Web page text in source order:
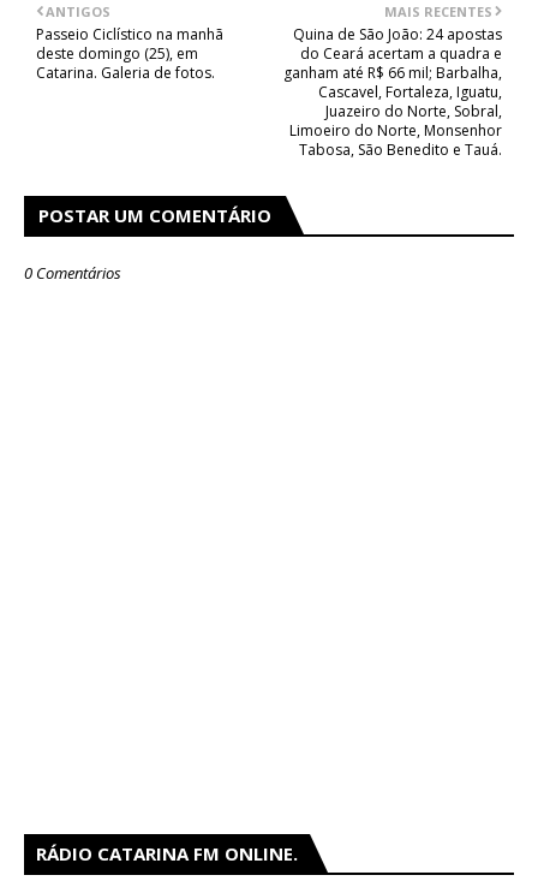
MAIS RECENTES
Quina de São João: 24 apostas
do Ceará acertam a quadra e
ganham até R$ 66 mil; Barbalha,
Cascavel, Fortaleza, Iguatu,
Juazeiro do Norte, Sobral,
Limoeiro do Norte, Monsenhor
Tabosa, São Benedito e Tauá.
ANTIGOS
Passeio Ciclístico na manhã
deste domingo (25), em
Catarina. Galeria de fotos.
POSTAR UM COMENTÁRIO
0 Comentários
RÁDIO CATARINA FM ONLINE.